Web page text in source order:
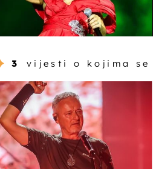
3 vijesti o kojima se